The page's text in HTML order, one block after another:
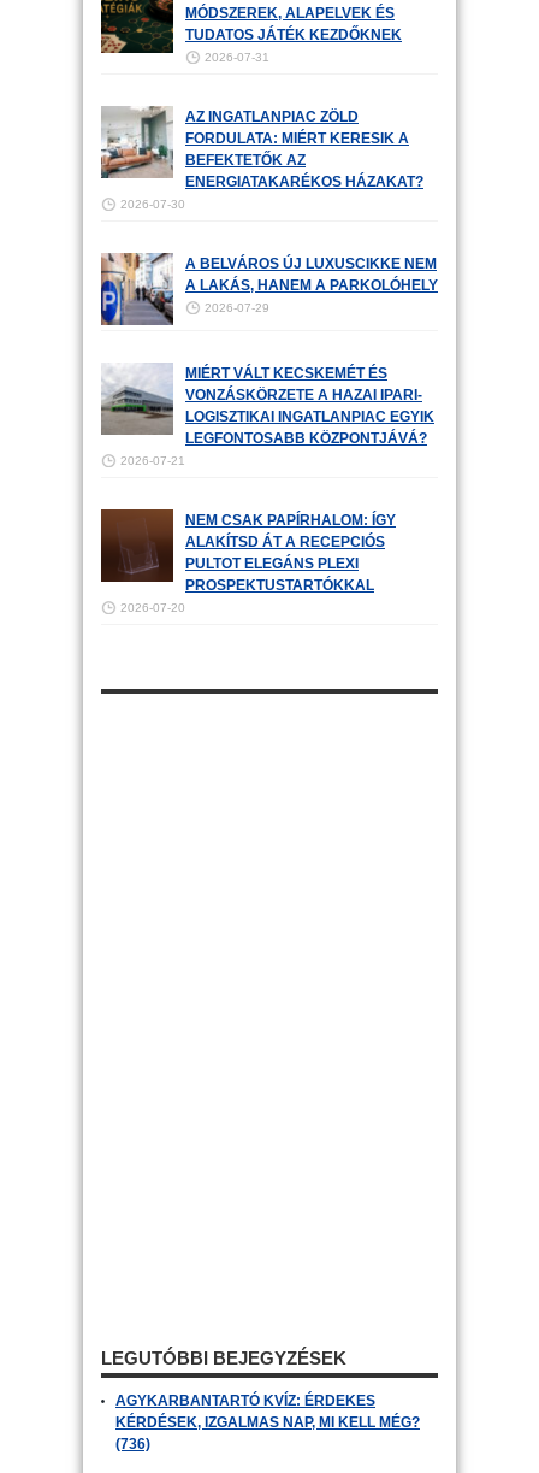
MÓDSZEREK, ALAPELVEK ÉS
TUDATOS JÁTÉK KEZDŐKNEK
2026-07-31
AZ INGATLANPIAC ZÖLD
FORDULATA: MIÉRT KERESIK A
BEFEKTETŐK AZ
ENERGIATAKARÉKOS HÁZAKAT?
2026-07-30
A BELVÁROS ÚJ LUXUSCIKKE NEM
A LAKÁS, HANEM A PARKOLÓHELY
2026-07-29
MIÉRT VÁLT KECSKEMÉT ÉS
VONZÁSKÖRZETE A HAZAI IPARI-
LOGISZTIKAI INGATLANPIAC EGYIK
LEGFONTOSABB KÖZPONTJÁVÁ?
2026-07-21
NEM CSAK PAPÍRHALOM: ÍGY
ALAKÍTSD ÁT A RECEPCIÓS
PULTOT ELEGÁNS PLEXI
PROSPEKTUSTARTÓKKAL
2026-07-20
LEGUTÓBBI BEJEGYZÉSEK
AGYKARBANTARTÓ KVÍZ: ÉRDEKES
KÉRDÉSEK, IZGALMAS NAP, MI KELL MÉG?
(736)